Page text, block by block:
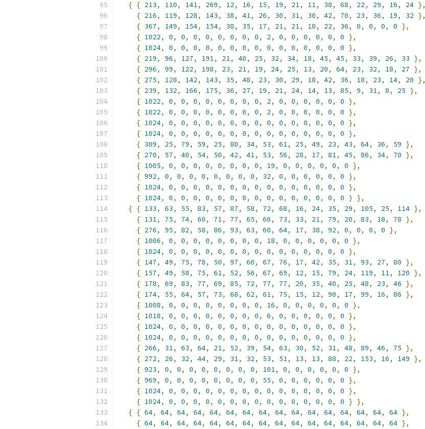
{ { 213, 110, 141, 269, 12, 16, 15, 19, 21, 11, 38, 68, 22, 29, 16, 24 },
{ 216, 119, 128, 143, 38, 41, 26, 30, 31, 30, 42, 70, 23, 36, 19, 32 },
{ 367, 149, 154, 154, 38, 35, 17, 21, 21, 10, 22, 36, 0, 0, 0, 0 },
{ 1022, 0, 0, 0, 0, 0, 0, 0, 0, 2, 0, 0, 0, 0, 0, 0 },
{ 1024, 0, 0, 0, 0, 0, 0, 0, 0, 0, 0, 0, 0, 0, 0, 0 },
{ 219, 96, 127, 191, 21, 40, 25, 32, 34, 18, 45, 45, 33, 39, 26, 33 },
{ 296, 99, 122, 198, 23, 21, 19, 24, 25, 13, 20, 64, 23, 32, 18, 27 },
{ 275, 128, 142, 143, 35, 48, 23, 30, 29, 18, 42, 36, 18, 23, 14, 20 },
{ 239, 132, 166, 175, 36, 27, 19, 21, 24, 14, 13, 85, 9, 31, 8, 25 },
{ 1022, 0, 0, 0, 0, 0, 0, 0, 0, 2, 0, 0, 0, 0, 0, 0 },
{ 1022, 0, 0, 0, 0, 0, 0, 0, 0, 2, 0, 0, 0, 0, 0, 0 },
{ 1024, 0, 0, 0, 0, 0, 0, 0, 0, 0, 0, 0, 0, 0, 0, 0 },
{ 1024, 0, 0, 0, 0, 0, 0, 0, 0, 0, 0, 0, 0, 0, 0, 0 },
{ 309, 25, 79, 59, 25, 80, 34, 53, 61, 25, 49, 23, 43, 64, 36, 59 },
{ 270, 57, 40, 54, 50, 42, 41, 53, 56, 28, 17, 81, 45, 86, 34, 70 },
{ 1005, 0, 0, 0, 0, 0, 0, 0, 0, 19, 0, 0, 0, 0, 0, 0 },
{ 992, 0, 0, 0, 0, 0, 0, 0, 0, 32, 0, 0, 0, 0, 0, 0 },
{ 1024, 0, 0, 0, 0, 0, 0, 0, 0, 0, 0, 0, 0, 0, 0, 0 },
{ 1024, 0, 0, 0, 0, 0, 0, 0, 0, 0, 0, 0, 0, 0, 0, 0 } },
{ { 133, 63, 55, 83, 57, 87, 58, 72, 68, 16, 24, 35, 29, 105, 25, 114 },
{ 131, 75, 74, 60, 71, 77, 65, 66, 73, 33, 21, 79, 20, 83, 18, 78 },
{ 276, 95, 82, 58, 86, 93, 63, 60, 64, 17, 38, 92, 0, 0, 0, 0 },
{ 1006, 0, 0, 0, 0, 0, 0, 0, 0, 18, 0, 0, 0, 0, 0, 0 },
{ 1024, 0, 0, 0, 0, 0, 0, 0, 0, 0, 0, 0, 0, 0, 0, 0 },
{ 147, 49, 75, 78, 50, 97, 60, 67, 76, 17, 42, 35, 31, 93, 27, 80 },
{ 157, 49, 58, 75, 61, 52, 56, 67, 69, 12, 15, 79, 24, 119, 11, 120 },
{ 178, 69, 83, 77, 69, 85, 72, 77, 77, 20, 35, 40, 25, 48, 23, 46 },
{ 174, 55, 64, 57, 73, 68, 62, 61, 75, 15, 12, 90, 17, 99, 16, 86 },
{ 1008, 0, 0, 0, 0, 0, 0, 0, 0, 16, 0, 0, 0, 0, 0, 0 },
{ 1018, 0, 0, 0, 0, 0, 0, 0, 0, 6, 0, 0, 0, 0, 0, 0 },
{ 1024, 0, 0, 0, 0, 0, 0, 0, 0, 0, 0, 0, 0, 0, 0, 0 },
{ 1024, 0, 0, 0, 0, 0, 0, 0, 0, 0, 0, 0, 0, 0, 0, 0 },
{ 266, 31, 63, 64, 21, 52, 39, 54, 63, 30, 52, 31, 48, 89, 46, 75 },
{ 272, 26, 32, 44, 29, 31, 32, 53, 51, 13, 13, 88, 22, 153, 16, 149 },
{ 923, 0, 0, 0, 0, 0, 0, 0, 0, 101, 0, 0, 0, 0, 0, 0 },
{ 969, 0, 0, 0, 0, 0, 0, 0, 0, 55, 0, 0, 0, 0, 0, 0 },
{ 1024, 0, 0, 0, 0, 0, 0, 0, 0, 0, 0, 0, 0, 0, 0, 0 },
{ 1024, 0, 0, 0, 0, 0, 0, 0, 0, 0, 0, 0, 0, 0, 0, 0 } },
{ { 64, 64, 64, 64, 64, 64, 64, 64, 64, 64, 64, 64, 64, 64, 64, 64 },
{ 64, 64, 64, 64, 64, 64, 64, 64, 64, 64, 64, 64, 64, 64, 64, 64 },